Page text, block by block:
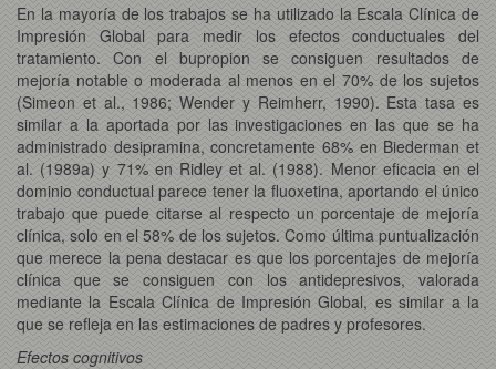
En la mayoría de los trabajos se ha utilizado la Escala Clínica de
Impresión Global para medir los efectos conductuales del
tratamiento. Con el bupropion se consiguen resultados de
mejoría notable o moderada al menos en el 70% de los sujetos
(Simeon et al., 1986; Wender y Reimherr, 1990). Esta tasa es
similar a la aportada por las investigaciones en las que se ha
administrado desipramina, concretamente 68% en Biederman et
al. (1989a) y 71% en Ridley et al. (1988). Menor eficacia en el
dominio conductual parece tener la fluoxetina, aportando el único
trabajo que puede citarse al respecto un porcentaje de mejoría
clínica, solo en el 58% de los sujetos. Como última puntualización
que merece la pena destacar es que los porcentajes de mejoría
clínica que se consiguen con los antidepresivos, valorada
mediante la Escala Clínica de Impresión Global, es similar a la
que se refleja en las estimaciones de padres y profesores.
Efectos cognitivos